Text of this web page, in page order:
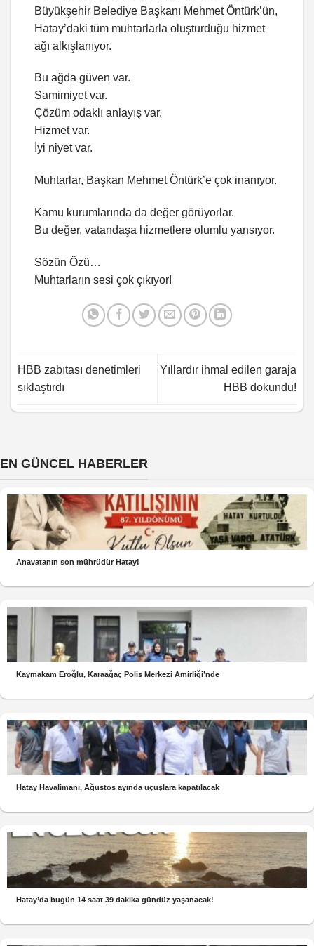
Büyükşehir Belediye Başkanı Mehmet Öntürk’ün,
Hatay’daki tüm muhtarlarla oluşturduğu hizmet
ağı alkışlanıyor.
Bu ağda güven var.
Samimiyet var.
Çözüm odaklı anlayış var.
Hizmet var.
İyi niyet var.
Muhtarlar, Başkan Mehmet Öntürk’e çok inanıyor.
Kamu kurumlarında da değer görüyorlar.
Bu değer, vatandaşa hizmetlere olumlu yansıyor.
Sözün Özü…
Muhtarların sesi çok çıkıyor!
HBB zabıtası denetimleri
sıklaştırdı
Yıllardır ihmal edilen garaja
HBB dokundu!
EN GÜNCEL HABERLER
Anavatanın son mührüdür Hatay!
Kaymakam Eroğlu, Karaağaç Polis Merkezi Amirliği’nde
Hatay Havalimanı, Ağustos ayında uçuşlara kapatılacak
Hatay’da bugün 14 saat 39 dakika gündüz yaşanacak!